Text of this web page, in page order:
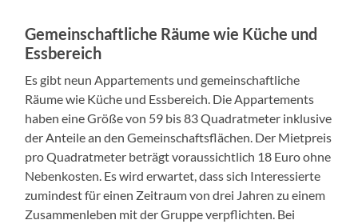
Gemeinschaftliche Räume wie Küche und
Essbereich
Es gibt neun Appartements und gemeinschaftliche
Räume wie Küche und Essbereich. Die Appartements
haben eine Größe von 59 bis 83 Quadratmeter inklusive
der Anteile an den Gemeinschaftsflächen. Der Mietpreis
pro Quadratmeter beträgt voraussichtlich 18 Euro ohne
Nebenkosten. Es wird erwartet, dass sich Interessierte
zumindest für einen Zeitraum von drei Jahren zu einem
Zusammenleben mit der Gruppe verpflichten. Bei